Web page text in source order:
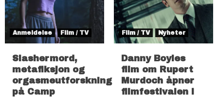
Anmeldelse Film / TV
Slashermord,
metafiksjon og
orgasmeutforskning
på Camp
Film / TV Nyheter
Danny Boyles
film om Rupert
Murdoch åpner
filmfestivalen i